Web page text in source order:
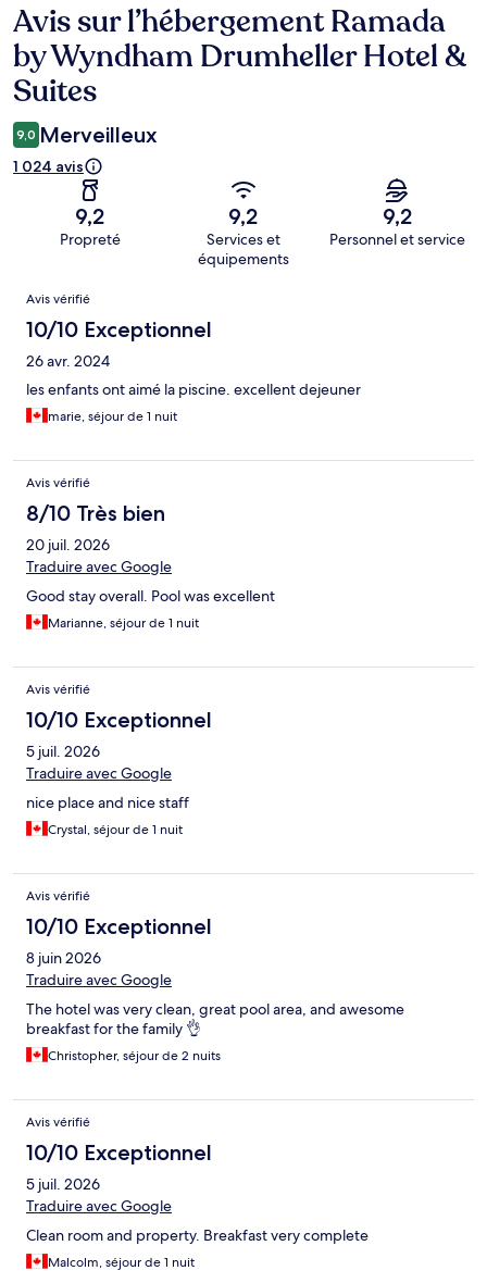
Avis
Avis sur l’hébergement Ramada
by Wyndham Drumheller Hotel &
Suites
9,0 Merveilleux
1 024 avis
9,2
Propreté
9,2
Services et
équipements
9,2
Personnel et service
Avis
Avis vérifié
10/10 Exceptionnel
26 avr. 2024
les enfants ont aimé la piscine. excellent dejeuner
marie, séjour de 1 nuit
Avis vérifié
8/10 Très bien
20 juil. 2026
Traduire avec Google
Good stay overall. Pool was excellent
Marianne, séjour de 1 nuit
Avis vérifié
10/10 Exceptionnel
5 juil. 2026
Traduire avec Google
nice place and nice staff
Crystal, séjour de 1 nuit
Avis vérifié
10/10 Exceptionnel
8 juin 2026
Traduire avec Google
The hotel was very clean, great pool area, and awesome
breakfast for the family 👌
Christopher, séjour de 2 nuits
Avis vérifié
10/10 Exceptionnel
5 juil. 2026
Traduire avec Google
Clean room and property. Breakfast very complete
Malcolm, séjour de 1 nuit